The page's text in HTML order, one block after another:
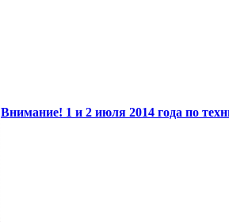
Внимание! 1 и 2 июля 2014 года по